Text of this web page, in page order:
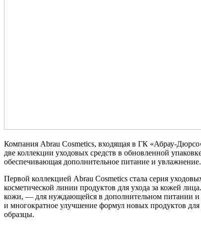
Компания Abrau Cosmetics, входящая в ГК «Абрау-
две коллекции уходовых средств в обновленной
обеспечивающая дополнительное питание и
Первой коллекцией Abrau Cosmetics стала серия
косметической линии продуктов для ухода за кожей
кожи, — для нуждающейся в дополнительном питании и
и многократное улучшение формул новых продуктов
образцы.